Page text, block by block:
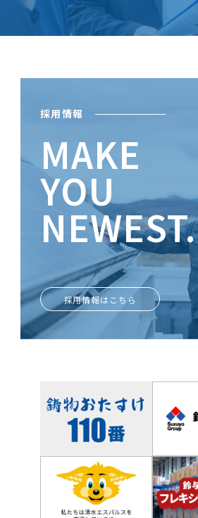
採用情報
MAKE
YOU
NEWEST.
ときめきがあなたを輝かせる
採用情報はこちら